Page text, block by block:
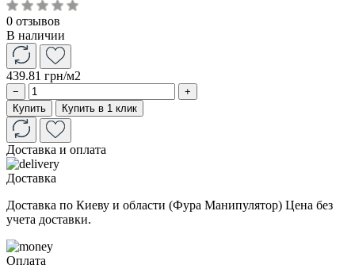
0 отзывов
В наличии
439.81 грн/м2
−
+
Купить
Купить в 1 клик
Доставка и оплата
Доставка
Доставка по Киеву и области (Фура Манипулятор) Цена без
учета доставки.
Оплата